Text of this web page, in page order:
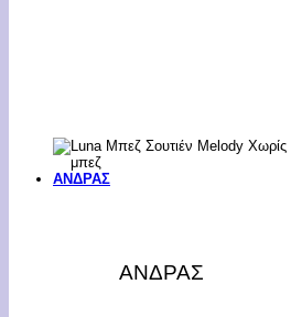
ΑΝΔΡΑΣ
ΑΝΔΡΑΣ